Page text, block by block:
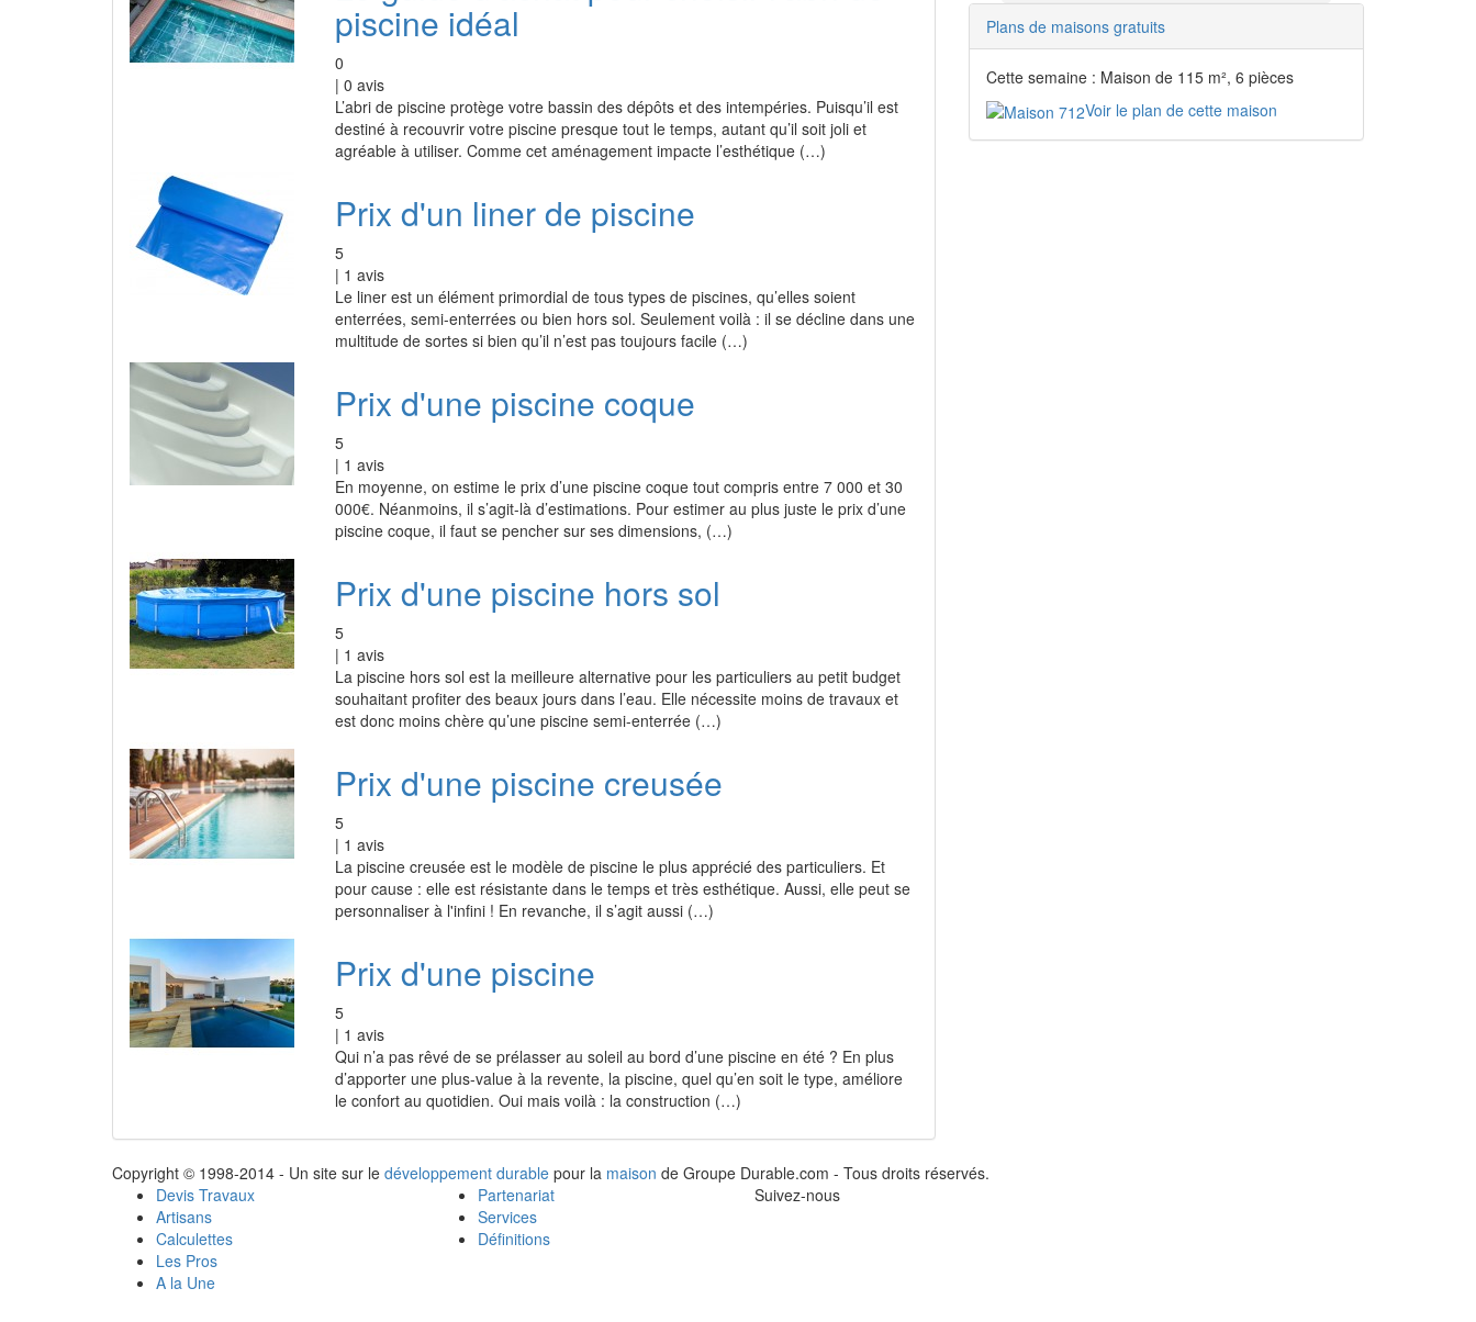
piscine idéal
0
| 0 avis
L’abri de piscine protège votre bassin des dépôts et des intempéries. Puisqu’il est
destiné à recouvrir votre piscine presque tout le temps, autant qu’il soit joli et
agréable à utiliser. Comme cet aménagement impacte l’esthétique (…)
Prix d'un liner de piscine
5
| 1 avis
Le liner est un élément primordial de tous types de piscines, qu’elles soient
enterrées, semi-enterrées ou bien hors sol. Seulement voilà : il se décline dans une
multitude de sortes si bien qu’il n’est pas toujours facile (…)
Prix d'une piscine coque
5
| 1 avis
En moyenne, on estime le prix d’une piscine coque tout compris entre 7 000 et 30
000€. Néanmoins, il s’agit-là d’estimations. Pour estimer au plus juste le prix d’une
piscine coque, il faut se pencher sur ses dimensions, (…)
Prix d'une piscine hors sol
5
| 1 avis
La piscine hors sol est la meilleure alternative pour les particuliers au petit budget
souhaitant profiter des beaux jours dans l’eau. Elle nécessite moins de travaux et
est donc moins chère qu’une piscine semi-enterrée (…)
Prix d'une piscine creusée
5
| 1 avis
La piscine creusée est le modèle de piscine le plus apprécié des particuliers. Et
pour cause : elle est résistante dans le temps et très esthétique. Aussi, elle peut se
personnaliser à l'infini ! En revanche, il s’agit aussi (…)
Prix d'une piscine
5
| 1 avis
Qui n’a pas rêvé de se prélasser au soleil au bord d’une piscine en été ? En plus
d’apporter une plus-value à la revente, la piscine, quel qu’en soit le type, améliore
le confort au quotidien. Oui mais voilà : la construction (…)
Plans de maisons gratuits
Cette semaine : Maison de 115 m², 6 pièces
Voir le plan de cette maison
Copyright © 1998-2014 - Un site sur le développement durable pour la maison de Groupe Durable.com - Tous droits réservés.
Devis Travaux
Artisans
Calculettes
Les Pros
A la Une
Partenariat
Services
Définitions
Suivez-nous